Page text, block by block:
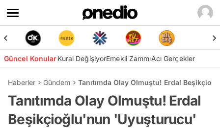
Güncel KonularKural DeğişiyorEmekli ZammıAcı Gerçekler
Haberler Gündem Tanıtımda Olay Olmuştu! Erdal
Tanıtımda Olay Olmuştu! Erdal
Beşikçioğlu'nun 'Uyuşturucu'